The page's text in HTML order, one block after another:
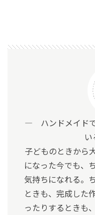
― ハンドメイドで
子どものときから
になった今でも、
気持ちになれる。
ときも、完成した
ったりするときも